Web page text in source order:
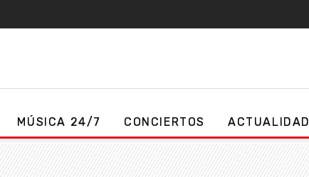
MÚSICA 24/7 CONCIERTOS ACTUALIDAD